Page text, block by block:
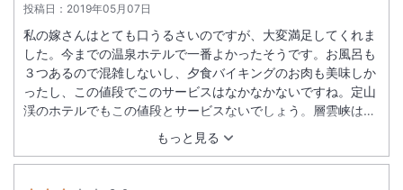
投稿日： 2019年05月07日
もっと見る
私の嫁さんはとても口うるさいのですが、大変満足してくれま
した。今までの温泉ホテルで一番よかったそうです。お風呂も
３つあるので混雑しないし、夕食バイキングのお肉も美味しか
ったし、この値段でこのサービスはなかなかないですね。定山
渓のホテルでもこの値段とサービスないでしょう。層雲峡は私
たちにとってはチョット遠いですが、また来ますよ。